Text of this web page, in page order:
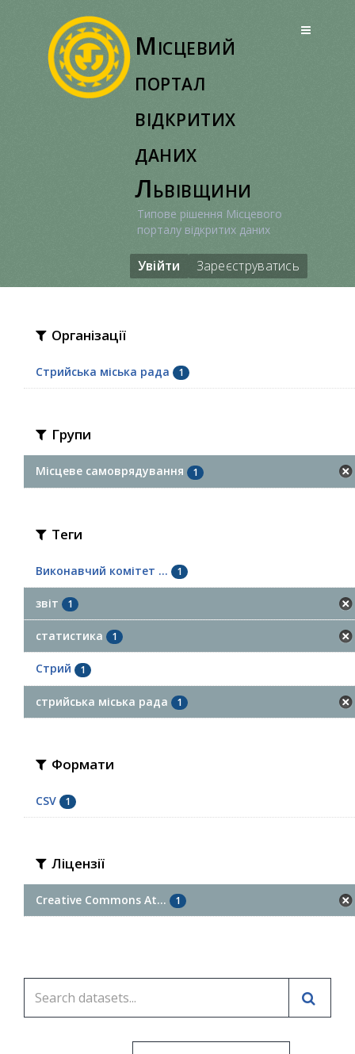
Місцевий
портал
відкритих
даних
Львівщини
Типове рішення Місцевого
порталу відкритих даних
Увійти Зареєструватись
Організації
Стрийська міська рада 1
Групи
Місцеве самоврядування 1
Теги
Виконавчий комітет ... 1
звіт 1
статистика 1
Стрий 1
стрийська міська рада 1
Формати
CSV 1
Ліцензії
Creative Commons At... 1